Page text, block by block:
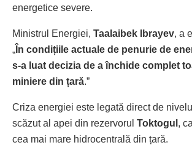
energetice severe.
Ministrul Energiei, Taalaibek Ibrayev, a
„ În condițiile actuale de penurie de
s-a luat decizia de a închide complet
miniere din țară.”
Criza energiei este legată direct de
scăzut al apei din rezervorul Toktogul ,
cea mai mare hidrocentrală din țară.